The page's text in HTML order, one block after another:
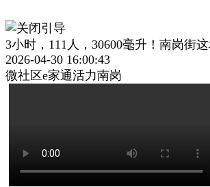
3小时，111人，30600毫升！南岗街
2026-04-30 16:00:43
微社区e家通活力南岗